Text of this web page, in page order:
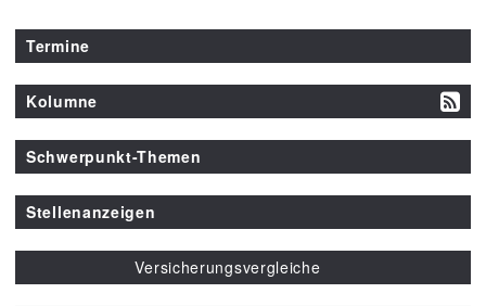
Termine
Kolumne
Schwerpunkt-Themen
Stellenanzeigen
Versicherungsvergleiche